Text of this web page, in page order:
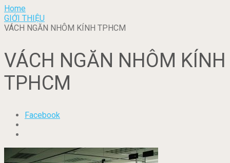
Home
GIỚI THIỆU
VÁCH NGĂN NHÔM KÍNH TPHCM
VÁCH NGĂN NHÔM KÍNH
TPHCM
Facebook